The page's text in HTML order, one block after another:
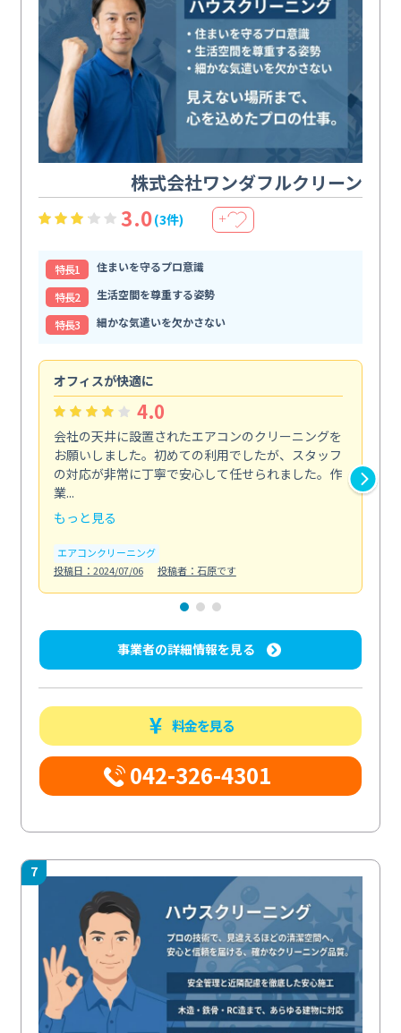
株式会社ワンダフルクリーン
3.0(3件) ＋
特⻑1
住まいを守るプロ意識
特⻑2
生活空間を尊重する姿勢
特⻑3
細かな気遣いを欠かさない
オフィスが快適に
4.0
会社の天井に設置されたエアコンのクリーニングを
お願いしました。初めての利用でしたが、スタッフ
の対応が非常に丁寧で安心して任せられました。作
業...
もっと見る
エアコンクリーニング
投稿日：2024/07/06
投稿者：石原です
事業者の詳細情報を見る
料金を見る
042-326-4301
7